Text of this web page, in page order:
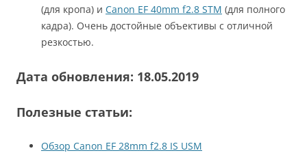
(для кропа) и Canon EF 40mm f2.8 STM (для полного
кадра). Очень достойные объективы с отличной
резкостью.
Дата обновления: 18.05.2019
Полезные статьи:
Обзор Canon EF 28mm f2.8 IS USM